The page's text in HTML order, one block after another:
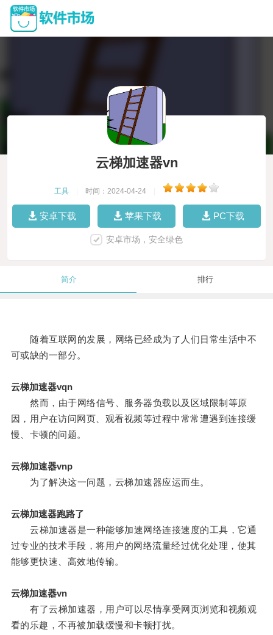
云梯加速器vn
工具 时间：2024-04-24
安卓下载 苹果下载 PC下载
安卓市场，安全绿色
简介 排行
随着互联网的发展，网络已经成为了人们日常生活中不
可或缺的一部分。
云梯加速器vqn
然而，由于网络信号、服务器负载以及区域限制等原
因，用户在访问网页、观看视频等过程中常常遭遇到连接缓
慢、卡顿的问题。
云梯加速器vnp
为了解决这一问题，云梯加速器应运而生。
云梯加速器跑路了
云梯加速器是一种能够加速网络连接速度的工具，它通
过专业的技术手段，将用户的网络流量经过优化处理，使其
能够更快速、高效地传输。
云梯加速器vn
有了云梯加速器，用户可以尽情享受网页浏览和视频观
看的乐趣，不再被加载缓慢和卡顿打扰。